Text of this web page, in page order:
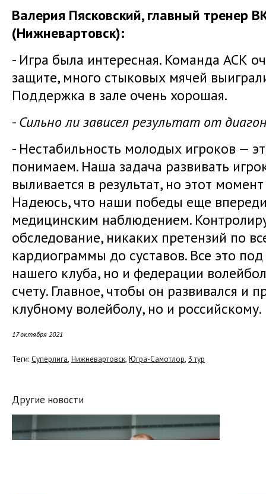
Валерия Пясковский, главный тренер
(Нижневартовск):
- Игра была интересная. Команда АСК
защите, много стыковых мячей
Поддержка в зале очень хорошая.
-Сильно ли зависел результат от
- Нестабильность молодых игроков —
понимаем. Наша задача развивать
выливается в результат, но этот
Надеюсь, что наши победы еще
медицинским наблюдением.
обследование, никаких претензий по
кардиограммы до суставов. Все это
нашего клуба, но и федерации
счету. Главное, чтобы он развивался и
клубному волейболу, но и российскому.
17 октября 2021
Теги: Суперлига, Нижневартовск, Югра-Самотлор, 3 тур
Другие новости